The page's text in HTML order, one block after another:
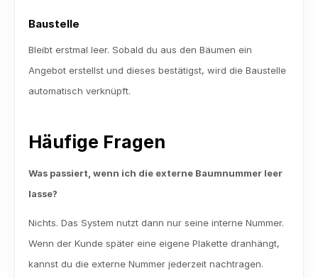
Baustelle
Bleibt erstmal leer. Sobald du aus den Bäumen ein
Angebot erstellst und dieses bestätigst, wird die Baustelle
automatisch verknüpft.
Häufige Fragen
Was passiert, wenn ich die externe Baumnummer leer
lasse?
Nichts. Das System nutzt dann nur seine interne Nummer.
Wenn der Kunde später eine eigene Plakette dranhängt,
kannst du die externe Nummer jederzeit nachtragen.